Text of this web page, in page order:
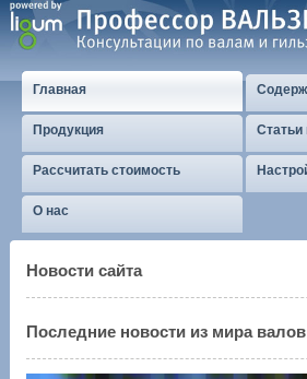
Главная
Продукция Статьи
Рассчитать стоимость
О нас
Новости сайта
Последние новости из мира валов